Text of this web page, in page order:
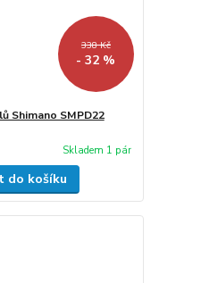
338 Kč
- 32 %
Shimano SMPD22
Skladem 1 pár
do košíku